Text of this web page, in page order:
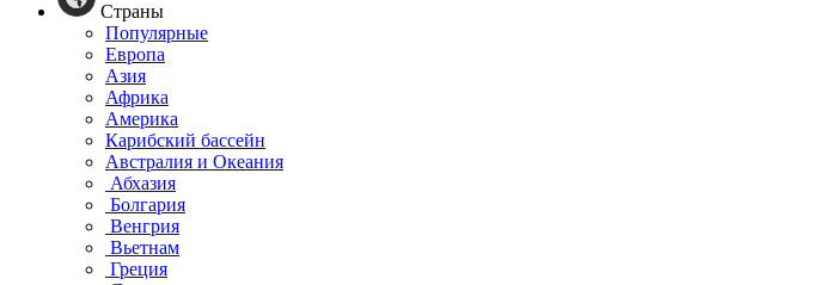
Страны
Популярные
Европа
Азия
Африка
Америка
Карибский бассейн
Австралия и Океания
Абхазия
Болгария
Венгрия
Вьетнам
Греция